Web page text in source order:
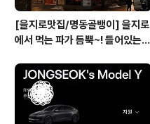
[을지로맛집/명동골뱅이] 을지로
에서 먹는 파가 듬뿍~! 들어있는